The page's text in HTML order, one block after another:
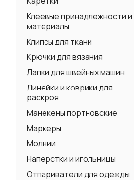
Клеевые принадлежности и
материалы
Клипсы для ткани
Крючки для вязания
Лапки для швейных машин
Линейки и коврики для
раскроя
Манекены портновские
Маркеры
Молнии
Наперстки и игольницы
Отпариватели для одежды